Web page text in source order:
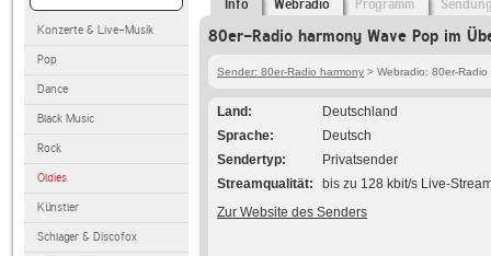
Konzerte & Live-Musik
Pop
Dance
Black Music
Rock
Oldies
Künstler
Schlager & Discofox
Info Webradio Programm
80er-Radio harmony Wave Pop im
Sender: 80er-Radio harmony > Webradio: 80er-
Land
Deutschland
Sprache
Deutsch
Sendertyp
Privatsender
Streamqualität
bis zu 128 kbit/s Live-
Zur Website des Senders